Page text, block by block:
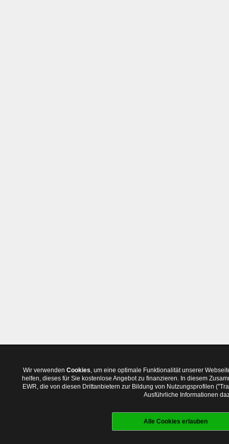
Wir verwenden Cookies, um eine optimale Funktionalität unserer
helfen, dieses für Sie kostenlose Angebot zu finanzieren. In diesem
EWR, die von diesen Drittanbietern zur Bildung von Nutzungsprofilen
Ausführliche Informationen
Alle Cookies erlauben